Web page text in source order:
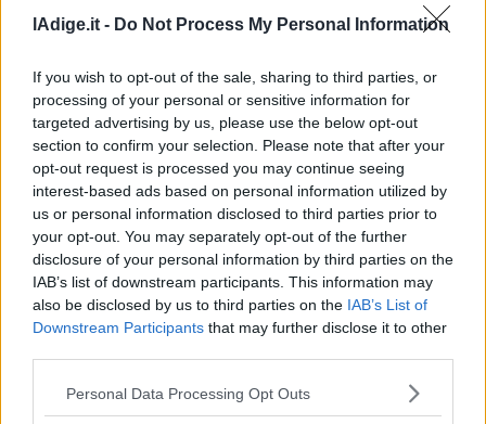
lAdige.it - Do Not Process My Personal Information
If you wish to opt-out of the sale, sharing to third parties, or
processing of your personal or sensitive information for
targeted advertising by us, please use the below opt-out
section to confirm your selection. Please note that after your
opt-out request is processed you may continue seeing
interest-based ads based on personal information utilized by
us or personal information disclosed to third parties prior to
your opt-out. You may separately opt-out of the further
disclosure of your personal information by third parties on the
IAB’s list of downstream participants. This information may
also be disclosed by us to third parties on the IAB’s List of
Downstream Participants that may further disclose it to other
Personal Data Processing Opt Outs
Giudicarie
Adige
Südtirol
Dolomiti
Leggi/Abbonati
Newsletter
Bazar
EPISODIO 18Il lupo e l'agnellino